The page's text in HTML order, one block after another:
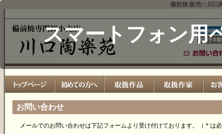
備前焼 販売の川口
スマートフォン用
お問い合わせ
メールでのお問い合わせは下記フォームより受け付けております。（ * は